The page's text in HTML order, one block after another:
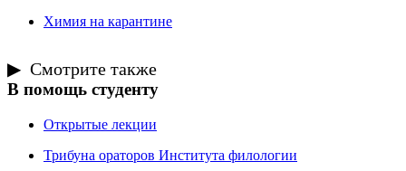
Химия на карантине
Смотрите также
В помощь студенту
Открытые лекции
Трибуна ораторов Института филологии